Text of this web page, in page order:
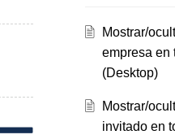
Mostrar/
empresa en
(Desktop)
Mostrar/
invitado en